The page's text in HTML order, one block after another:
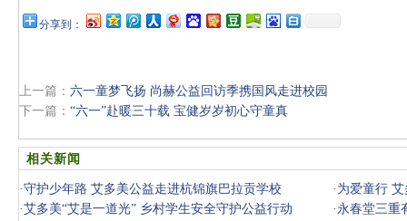
分享到：
上一篇： 六一童梦飞扬 尚赫公益回访季携国风走进校园
下一篇： “六一”赴暖三十载 宝健岁岁初心守童真
相关新闻
·守护少年路 艾多美公益走进杭锦旗巴拉贡学校 · 为爱童行
·艾多美“艾是一道光” 乡村学生安全守护公益行动 · 永春堂三重